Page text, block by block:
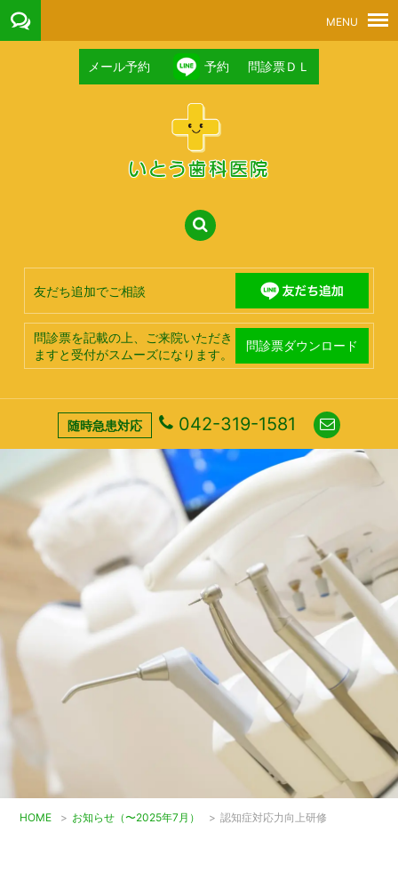
随時急患対応 042-319-1581
友だち追加でご相談
問診票を記載の上、ご来院いただき
ますと受付がスムーズになります。
問診票ダウンロード
HOME > お知らせ（〜2025年7月） > 認知症対応力向上研修
メール予約 予約 問診票ＤＬ